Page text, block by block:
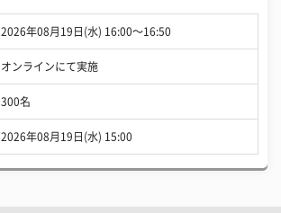
2026年08月19日(水) 16:00〜16:50
オンラインにて実施
300名
2026年08月19日(水) 15:00